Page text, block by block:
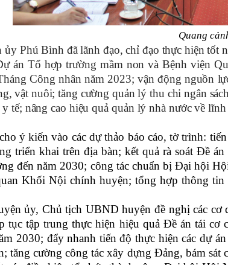
Quang
Phú Bình đã lãnh đạo, chỉ đạo thực hiện
án Tổ hợp trường mầm non và Bệnh viện
Công nhân năm 2023; vận động nguồn
vật nuôi; tăng cường quản lý thu chi ngân
tế; nâng cao hiệu quả quản lý nhà nước về
ý kiến vào các dự thảo báo cáo, tờ trình:
triển khai trên địa bàn; kết quả rà soát Đề
đến năm 2030; công tác chuẩn bị Đại hội
Khối Nội chính huyện; tổng hợp thông
ủy, Chủ tịch UBND huyện đề nghị các cơ
tục tập trung thực hiện hiệu quả Đề án tái
2030; đẩy nhanh tiến độ thực hiện các dự
tăng cường công tác xây dựng Đảng, bám